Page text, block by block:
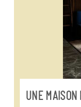
UNE MAISON